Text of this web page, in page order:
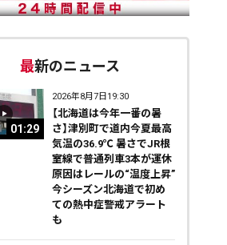
最新のニュース
01:29
2026年8月7日19:30
【北海道は今年一番の暑
さ】津別町で道内今夏最高
気温の36.9℃ 暑さでJR根
室線で普通列車3本が運休
原因はレールの“温度上昇”
今シーズン北海道で初め
ての熱中症警戒アラート
も